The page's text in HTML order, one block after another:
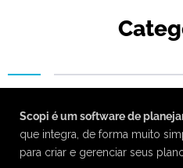
Scopi é um software de
que integra, de forma muito
para criar e gerenciar seus